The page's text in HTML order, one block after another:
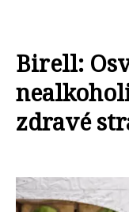
Birell:
zdravé